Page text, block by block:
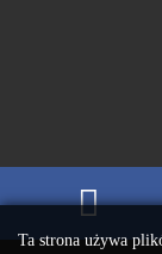
Ta strona używa